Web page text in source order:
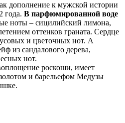
дополнение к мужской истории
года. В парфюмированной воде
ноты – сицилийский лимона,
оттенков граната. Сердце
и цветочных нот. А
из сандалового дерева,
нот.
роскоши, имеет
и барельефом Медузы